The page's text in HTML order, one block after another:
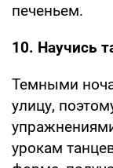
печеньем.
10. Научись
Темными
улицу,
урокам